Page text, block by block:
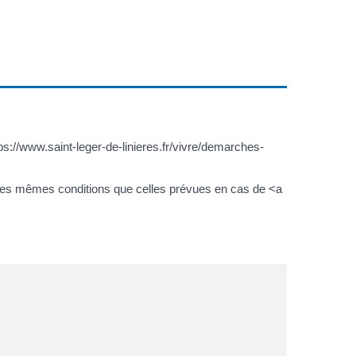
www.saint-leger-de-linieres.fr/vivre/demarches-
mêmes conditions que celles prévues en cas de <a